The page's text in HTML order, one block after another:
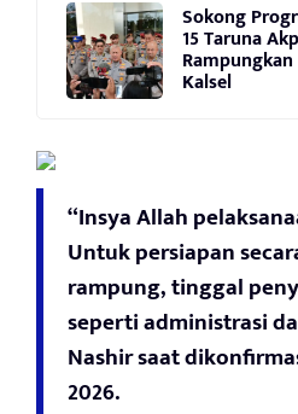
Sokong
15 Taruna
Kalsel
“Insya Allah
Untuk persiapan
rampung, tinggal
seperti administrasi
Nashir saat
2026.